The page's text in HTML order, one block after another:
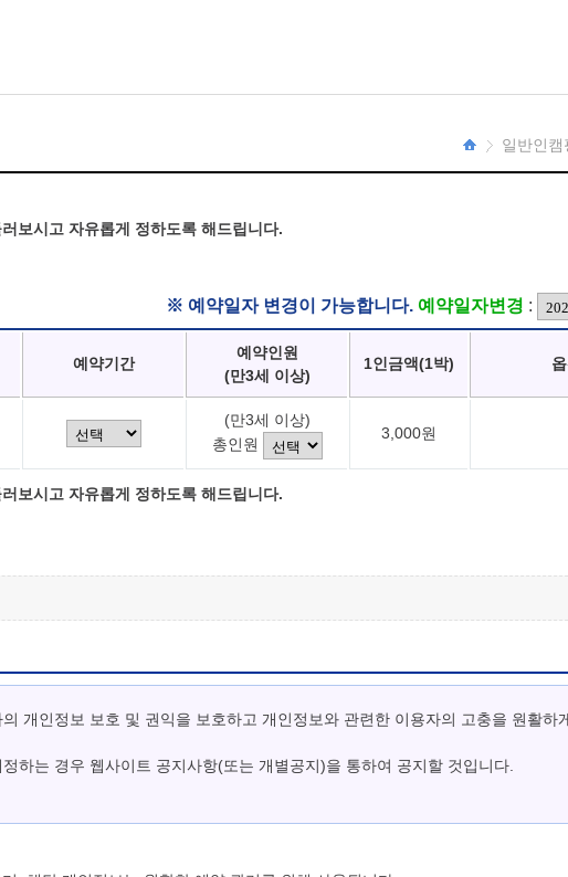
일반인캠
보시고 자유롭게 정하도록 해드립니다.
※ 예약일자 변경이 가능합니다. 예약일자변경 :
예약기간
예약인원
(만3세 이상)
1인금액(1박)
(만3세 이상)
총인원
3,000원
보시고 자유롭게 정하도록 해드립니다.
개인정보 보호 및 권익을 보호하고 개인정보와 관련한 이용자의 고충을 원활하
하는 경우 웹사이트 공지사항(또는 개별공지)을 통하여 공지할 것입니다.